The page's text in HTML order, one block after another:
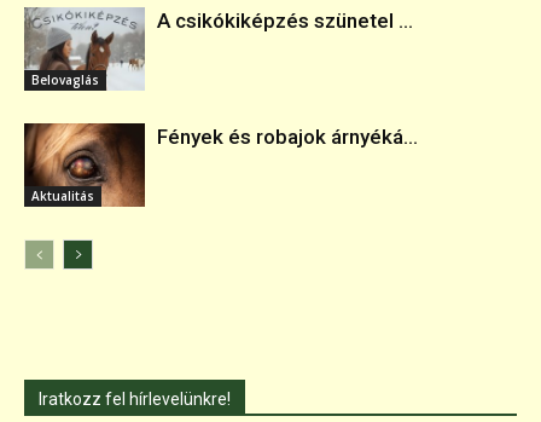
Belovaglás
A csikókiképzés szünetel ...
Aktualitás
Fények és robajok árnyéká...
Iratkozz fel hírlevelünkre!